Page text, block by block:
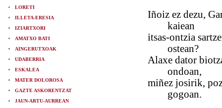
LORETI
ILLETA-ERESIA
IZIARTXORI
AMATXO BATI
AINGERUTXOAK
UDABERRIA
ESKALEA
MATER DOLOROSA
GAZTE ASKORENTZAT
JAUN-ARTU-AURREAN
Iñoiz ez dezu,
kaiean
itsas-ontzia
ostean?
Alaxe dator
ondoan,
miñez josirik,
gogoan.